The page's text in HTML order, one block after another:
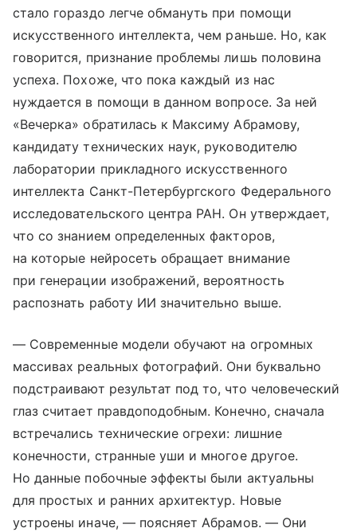
стало гораздо легче обмануть при помощи
искусственного интеллекта, чем раньше. Но, как
говорится, признание проблемы лишь половина
успеха. Похоже, что пока каждый из нас
нуждается в помощи в данном вопросе. За ней
«Вечерка» обратилась к Максиму Абрамову,
кандидату технических наук, руководителю
лаборатории прикладного искусственного
интеллекта Санкт-Петербургского Федерального
исследовательского центра РАН. Он утверждает,
что со знанием определенных факторов,
на которые нейросеть обращает внимание
при генерации изображений, вероятность
распознать работу ИИ значительно выше.
— Современные модели обучают на огромных
массивах реальных фотографий. Они буквально
подстраивают результат под то, что человеческий
глаз считает правдоподобным. Конечно, сначала
встречались технические огрехи: лишние
конечности, странные уши и многое другое.
Но данные побочные эффекты были актуальны
для простых и ранних архитектур. Новые
устроены иначе, — поясняет Абрамов. — Они